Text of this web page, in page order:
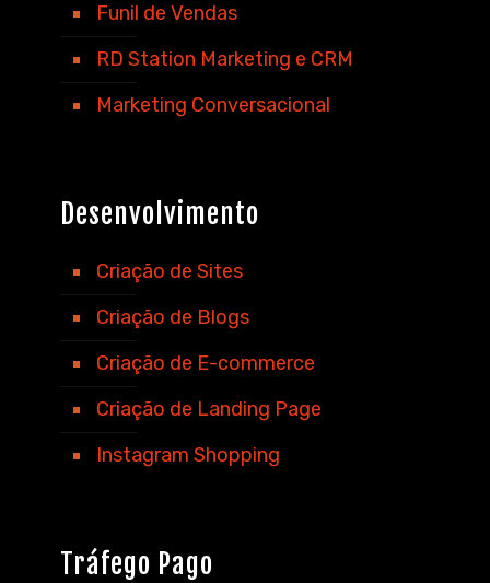
Funil de Vendas
RD Station Marketing e CRM
Marketing Conversacional
Desenvolvimento
Criação de Sites
Criação de Blogs
Criação de E-commerce
Criação de Landing Page
Instagram Shopping
Tráfego Pago